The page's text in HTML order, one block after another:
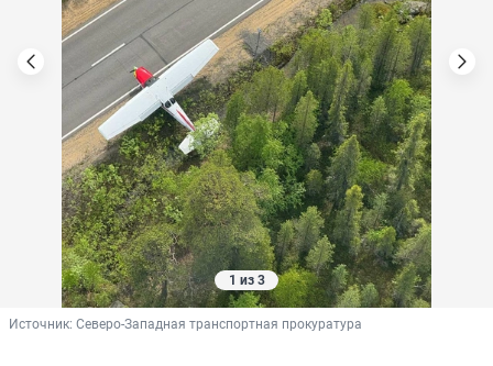
1 из 3
Источник: Северо-Западная транспортная прокуратура